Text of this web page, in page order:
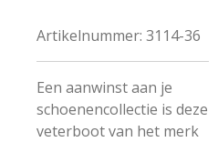
Artikelnummer: 3114-36
Een aanwinst aan je
schoenencollectie is deze
veterboot van het merk